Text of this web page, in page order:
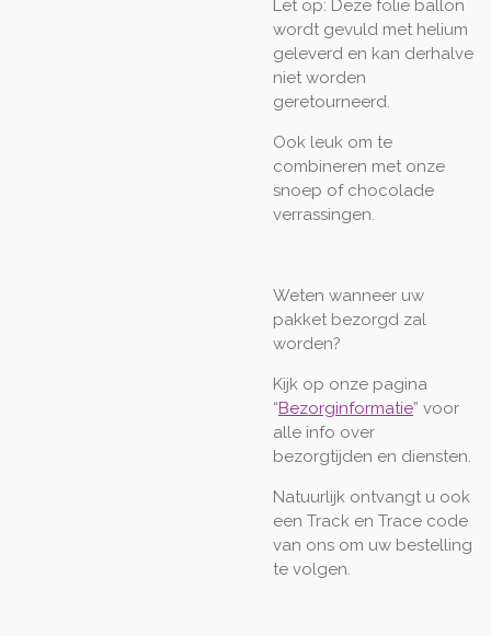
Let op: Deze folie ballon
wordt gevuld met helium
geleverd en kan derhalve
niet worden
geretourneerd.
Ook leuk om te
combineren met onze
snoep of chocolade
verrassingen.
Weten wanneer uw
pakket bezorgd zal
worden?
Kijk op onze pagina
“Bezorginformatie” voor
alle info over
bezorgtijden en diensten.
Natuurlijk ontvangt u ook
een Track en Trace code
van ons om uw bestelling
te volgen.